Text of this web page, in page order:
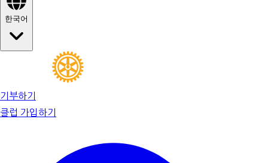
한국어
기부하기
클럽 가입하기